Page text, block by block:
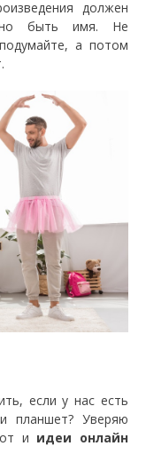
должен
быть имя. Не
а потом
если у нас есть
планшет? Уверяю
и идеи онлайн